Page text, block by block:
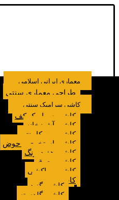
معماری ایرانی اسلامی
طراحی معماری سنتی
کاشی سرامیک سنتی
کاشی سرامیک کف
کاشی آشپزخانه
کاشی بین کابینتی
کاشی استخری و حوض
کاشی هفت رنگ
کاشی معرق
کاشی مراکشی
کاشی مسجد
کاشی گنبد
کاشی گلدسته